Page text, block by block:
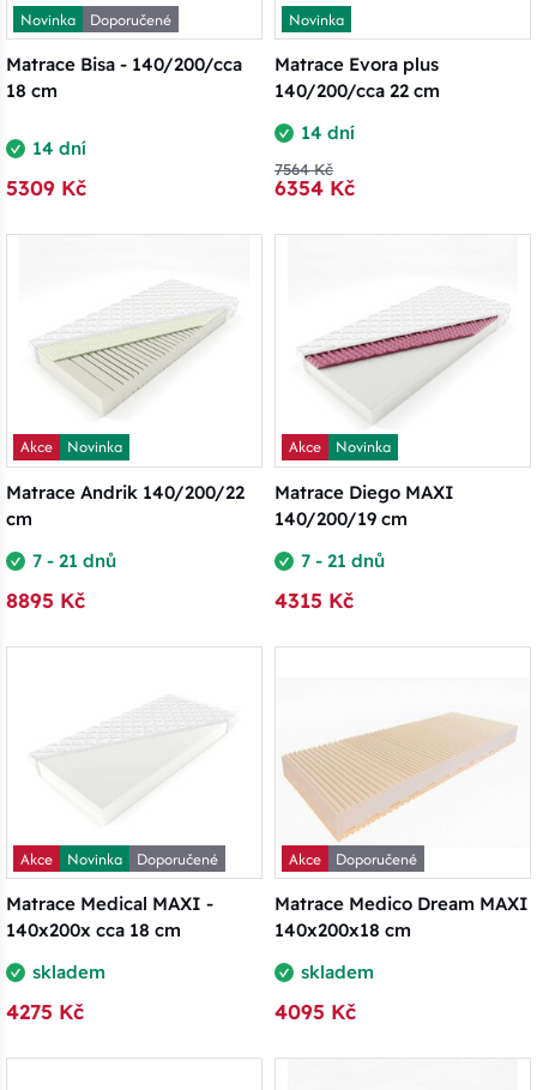
Novinka
Doporučené
Matrace Bisa - 140/200/cca
18 cm
14 dní
5309 Kč
Novinka
Matrace Evora plus
140/200/cca 22 cm
14 dní
7564 Kč
6354 Kč
Akce
Novinka
Matrace Andrik 140/200/22
cm
7 - 21 dnů
8895 Kč
Akce
Novinka
Matrace Diego MAXI
140/200/19 cm
7 - 21 dnů
4315 Kč
Akce Novinka
Doporučené
Matrace Medical MAXI -
140x200x cca 18 cm
skladem
4275 Kč
Akce
Doporučené
Matrace Medico Dream MAXI
140x200x18 cm
skladem
4095 Kč